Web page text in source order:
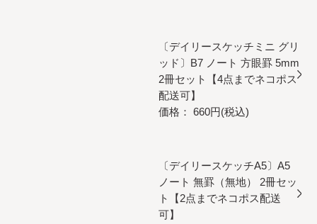
〔デイリースケッチミニ グリ
ッド〕B7 ノート 方眼罫 5mm
2冊セット【4点までネコポス
配送可】
価格： 660円(税込)
〔デイリースケッチA5〕A5
ノート 無罫（無地） 2冊セッ
ト【2点までネコポス配送
可】